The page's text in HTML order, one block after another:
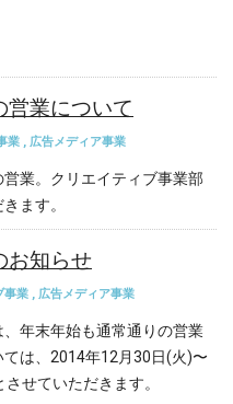
営業について
業 , 広告メディア事業
業。クリエイティブ事業部
ます。
お知らせ
事業 , 広告メディア事業
年末年始も通常通りの営業
は、2014年12月30日(火)〜
せていただきます。